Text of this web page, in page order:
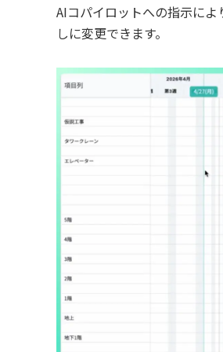
AIコパイロットへの指示に
しに変更できます。